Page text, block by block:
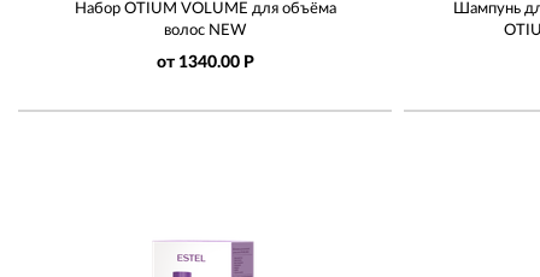
Набор OTIUM VOLUME для объёма
волос NEW
от 1340.00 Р
Шампунь